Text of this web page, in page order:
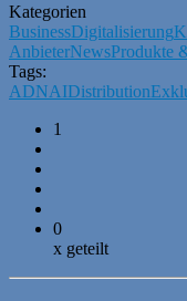
Kategorien
BusinessDigitalisierung
AnbieterNewsProdukte
Tags:
ADNAIDistribution
1
0
x geteilt